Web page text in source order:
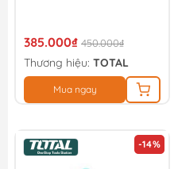
385.000₫ 450.000₫
Thương hiệu: TOTAL
Mua ngay
-14%